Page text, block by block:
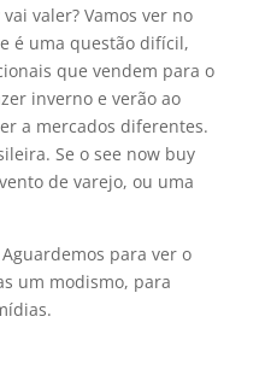
valer? Vamos ver no
é uma questão difí­cil,
que vendem para o
inverno e verão ao
a mercados diferentes.
Se o see now buy
de varejo, ou uma
para ver o
um modismo, para